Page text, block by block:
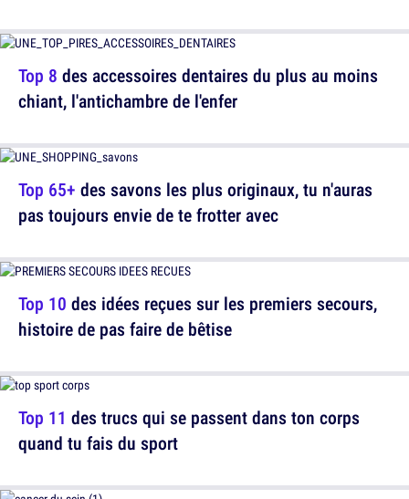
Top 8 des accessoires dentaires du plus au moins
chiant, l'antichambre de l'enfer
Top 10 des idées reçues sur les premiers secours,
histoire de pas faire de bêtise
Top 65+ des savons les plus originaux, tu n'auras
pas toujours envie de te frotter avec
Top 11 des trucs qui se passent dans ton corps
quand tu fais du sport